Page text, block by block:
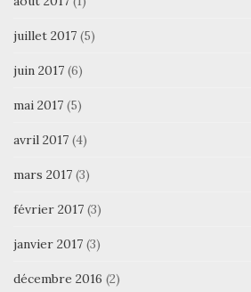
juillet 2017 (5)
juin 2017 (6)
mai 2017 (5)
avril 2017 (4)
mars 2017 (3)
février 2017 (3)
janvier 2017 (3)
décembre 2016 (2)